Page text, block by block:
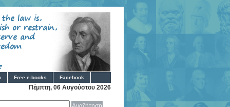
Free e-books Facebook
Πέμπτη, 06 Αυγούστου 2026